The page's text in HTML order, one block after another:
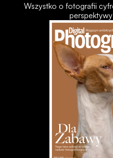
Wszystko o fotografii